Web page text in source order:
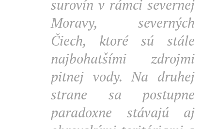
surovín v rámci severnej
Moravy, severných
Čiech, ktoré sú stále
najbohatšími zdrojmi
pitnej vody. Na druhej
strane sa postupne
paradoxne stávajú aj